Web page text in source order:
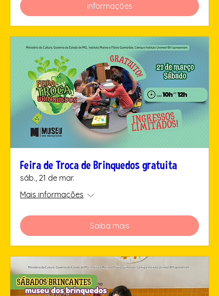
Informações
Feira de Troca de Brinquedos gratuita
sáb., 21 de mar.
Mais informações
Saiba mais